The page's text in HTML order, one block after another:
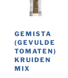
GEMISTA
(GEVULDE
TOMATEN)
KRUIDEN
MIX